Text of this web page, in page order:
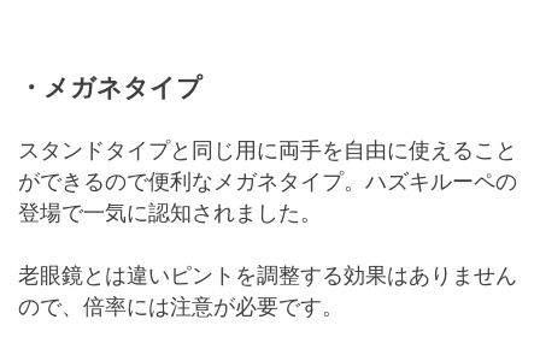
・メガネタイプ
スタンドタイプと同じ用に両手を自由に使えること
ができるので便利なメガネタイプ。ハズキルーペの
登場で一気に認知されました。
老眼鏡とは違いピントを調整する効果はありません
ので、倍率には注意が必要です。